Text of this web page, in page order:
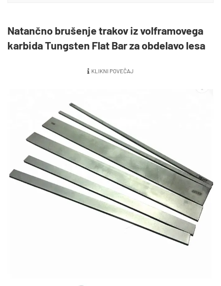
Natančno brušenje trakov iz volframovega
karbida Tungsten Flat Bar za obdelavo lesa
KLIKNI POVEČAJ